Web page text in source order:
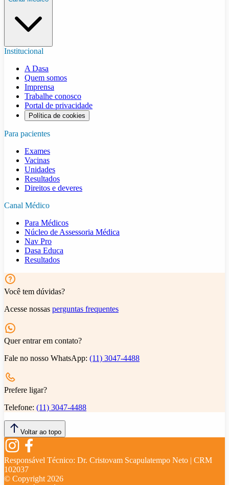
Institucional
A Dasa
Quem somos
Imprensa
Trabalhe conosco
Portal de privacidade
Política de cookies
Para pacientes
Exames
Vacinas
Unidades
Resultados
Direitos e deveres
Canal Médico
Para Médicos
Núcleo de Assessoria Médica
Nav Pro
Dasa Educa
Resultados
Você tem dúvidas?
Acesse nossas perguntas frequentes
Quer entrar em contato?
Fale no nosso WhatsApp: (11) 3047-4488
Prefere ligar?
Telefone: (11) 3047-4488
Voltar ao topo
Responsável Técnico: Dr. Cristovam Scapulatempo Neto | CRM
102037
© Copyright2026